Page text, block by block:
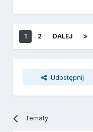
1 2 DALEJ
Udostępnij
Tematy